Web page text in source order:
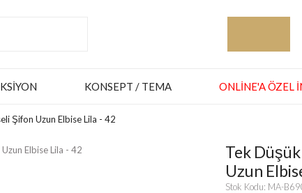
KONSEPT / TEMA ONLINE'A ÖZEL
Şifon Uzun Elbise Lila - 42
Tek
Uzun
Stok Kodu: MA-